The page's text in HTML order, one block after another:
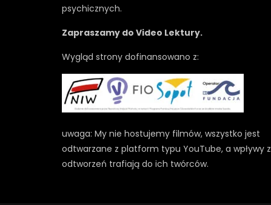
psychicznych.
Zapraszamy do Video Lektury.
Wygląd strony dofinansowano z:
uwaga: My nie hostujemy filmów, wszystko jest
odtwarzane z platform typu YouTube, a wpływy z
odtworzeń trafiają do ich twórców.